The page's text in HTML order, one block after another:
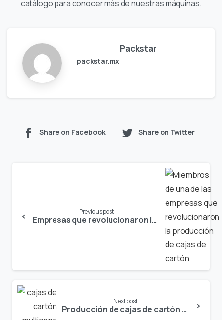
catálogo para conocer más de nuestras máquinas.
Packstar
packstar.mx
Share on Facebook Share on Twitter
Previous post
Empresas que revolucionaron la producción de cajas de cartón
Next post
Producción de cajas de cartón multicapa